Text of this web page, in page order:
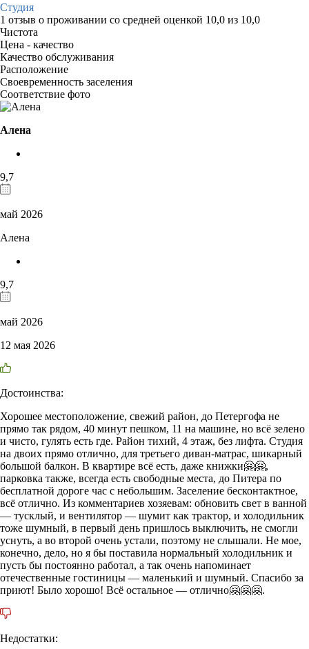
Студия
1 отзыв о проживании со средней оценкой 10,0 из 10,0
Чистота
Цена - качество
Качество обслуживания
Расположение
Своевременность заселения
Соответствие фото
Алена
9,7
май 2026
Алена
9,7
май 2026
12 мая 2026
Достоинства:
Хорошее местоположение, свежий район, до Петергофа не
прямо так рядом, 40 минут пешком, 11 на машине, но всё зелено
и чисто, гулять есть где. Район тихий, 4 этаж, без лифта. Студия
на двоих прямо отлично, для третьего диван-матрас, шикарный
большой балкон. В квартире всё есть, даже книжки🤗🤗,
парковка также, всегда есть свободные места, до Питера по
бесплатной дороге час с небольшим. Заселение бесконтактное,
всё отлично. Из комментариев хозяевам: обновить свет в ванной
— тусклый, и вентилятор — шумит как трактор, и холодильник
тоже шумный, в первый день пришлось выключить, не смогли
уснуть, а во второй очень устали, поэтому не слышали. Не мое,
конечно, дело, но я бы поставила нормальный холодильник и
пусть бы постоянно работал, а так очень напоминает
отечественные гостиницы — маленький и шумный. Спасибо за
приют! Было хорошо! Всё остальное — отлично🤗🤗🤗.
Недостатки: